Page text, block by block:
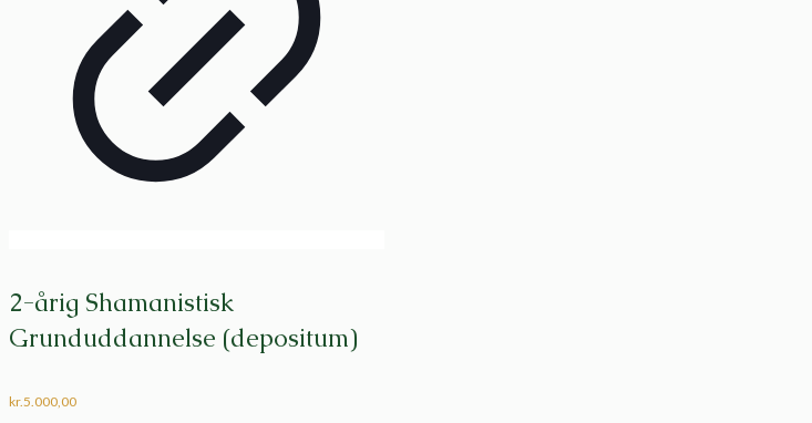
2-årig Shamanistisk
Grunduddannelse (depositum)
kr.5.000,00